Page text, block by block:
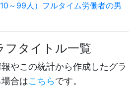
～99人）フルタイム労働者の男
フタイトル一覧
やこの統計から作成したグラ
合はこちらです。